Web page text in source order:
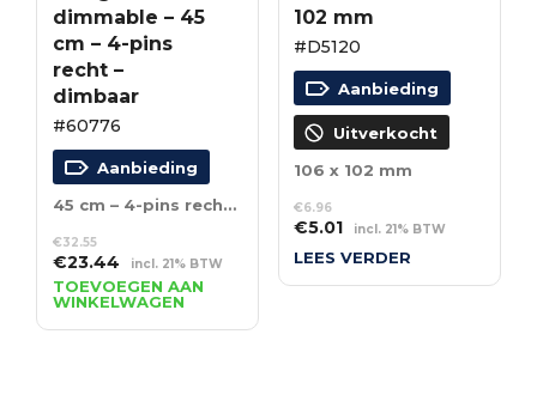
dimmable – 45
cm – 4-pins
recht –
dimbaar
#60776
Aanbieding
45 cm – 4-pins recht – dimbaar
€32.55
Oorspronkelijke
prijs
was:
€32.55.
€23.44Huidige
prijs
is:
€23.44.
incl. 21% BTW
TOEVOEGEN AAN
WINKELWAGEN
102 mm
#D5120
Aanbieding
Uitverkocht
106 x 102 mm
€6.96
Oorspronkelijke
prijs
€5.01Huidige
prijs
incl. 21% BTW
LEES VERDER